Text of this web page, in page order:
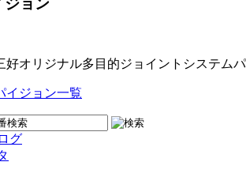
好オリジナル多目的ジョイントシステム
イジョン一覧